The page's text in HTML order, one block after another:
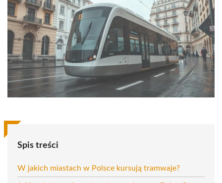
Spis treści
W jakich miastach w Polsce kursują tramwaje?